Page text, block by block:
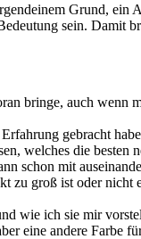
Grund,
sein. Damit
bringe, auch wenn
gebracht
welches die
schon mit
zu groß ist oder
wie ich sie mir
eine andere Farbe